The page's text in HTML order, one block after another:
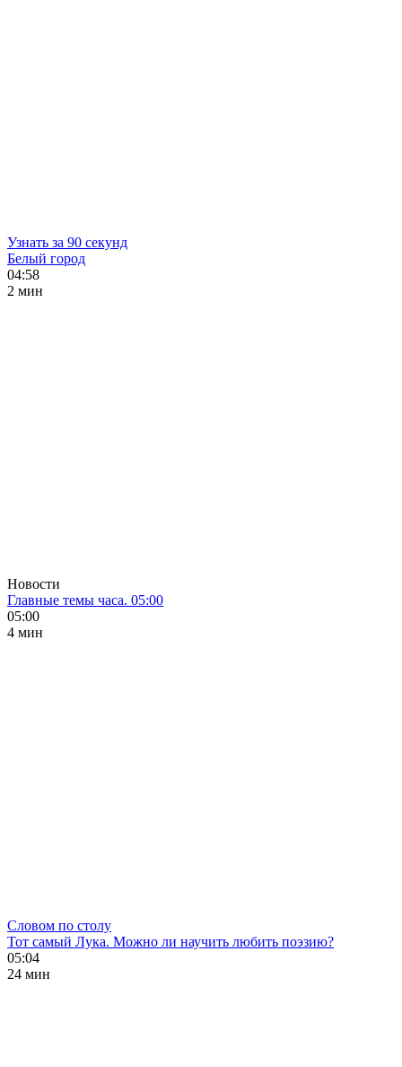
Узнать за 90 секунд
Белый город
04:58
2 мин
Новости
Главные темы часа. 05:00
05:00
4 мин
Словом по столу
Тот самый Лука. Можно ли научить любить поэзию?
05:04
24 мин